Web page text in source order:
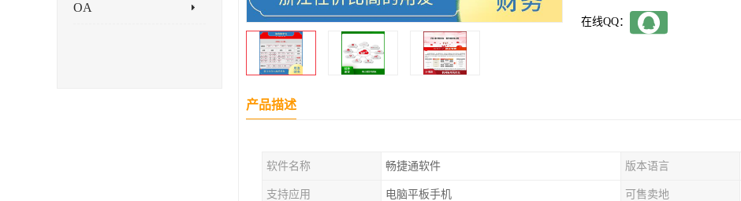
OA
在线QQ：
产品描述
软件名称 畅捷通软件 版本语言
支持应用 电脑平板手机 可售卖地